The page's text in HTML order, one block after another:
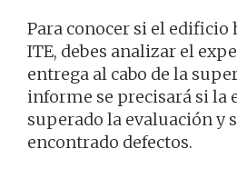
Para conocer si el edificio
ITE, debes analizar el
entrega al cabo de la
informe se precisará si la
superado la evaluación y
encontrado defectos.